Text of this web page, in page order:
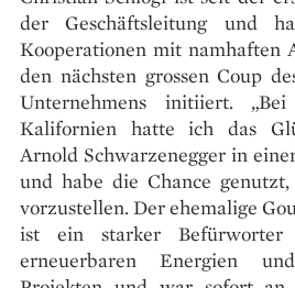
der Geschäftsleitung und
Kooperationen mit namhaften
den nächsten grossen Coup
Unternehmens initiiert.
Kalifornien hatte ich das
Arnold Schwarzenegger in
und habe die Chance
vorzustellen. Der ehemalige
ist ein starker
erneuerbaren Energien